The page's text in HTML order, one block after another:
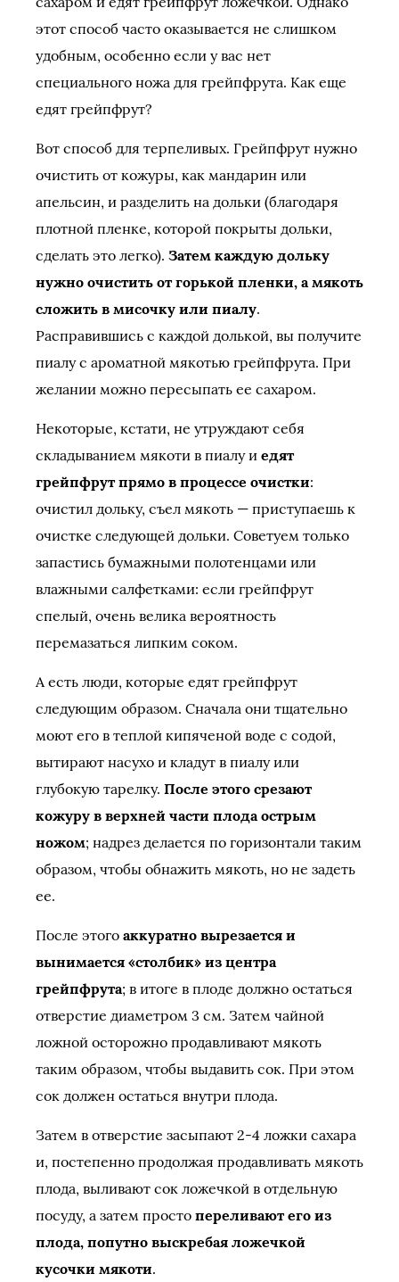
этот способ часто оказывается не слишком
удобным, особенно если у вас нет
специального ножа для грейпфрута. Как еще
едят грейпфрут?
Вот способ для терпеливых. Грейпфрут нужно
очистить от кожуры, как мандарин или
апельсин, и разделить на дольки (благодаря
плотной пленке, которой покрыты дольки,
сделать это легко). Затем каждую дольку
нужно очистить от горькой пленки, а мякоть
сложить в мисочку или пиалу.
Расправившись с каждой долькой, вы получите
пиалу с ароматной мякотью грейпфрута. При
желании можно пересыпать ее сахаром.
Некоторые, кстати, не утруждают себя
складыванием мякоти в пиалу и едят
грейпфрут прямо в процессе очистки:
очистил дольку, съел мякоть — приступаешь к
очистке следующей дольки. Советуем только
запастись бумажными полотенцами или
влажными салфетками: если грейпфрут
спелый, очень велика вероятность
перемазаться липким соком.
А есть люди, которые едят грейпфрут
следующим образом. Сначала они тщательно
моют его в теплой кипяченой воде с содой,
вытирают насухо и кладут в пиалу или
глубокую тарелку. После этого срезают
кожуру в верхней части плода острым
ножом; надрез делается по горизонтали таким
образом, чтобы обнажить мякоть, но не задеть
ее.
После этого аккуратно вырезается и
вынимается «столбик» из центра
грейпфрута; в итоге в плоде должно остаться
отверстие диаметром 3 см. Затем чайной
ложной осторожно продавливают мякоть
таким образом, чтобы выдавить сок. При этом
сок должен остаться внутри плода.
Затем в отверстие засыпают 2-4 ложки сахара
и, постепенно продолжая продавливать мякоть
плода, выливают сок ложечкой в отдельную
посуду, а затем просто переливают его из
плода, попутно выскребая ложечкой
кусочки мякоти.